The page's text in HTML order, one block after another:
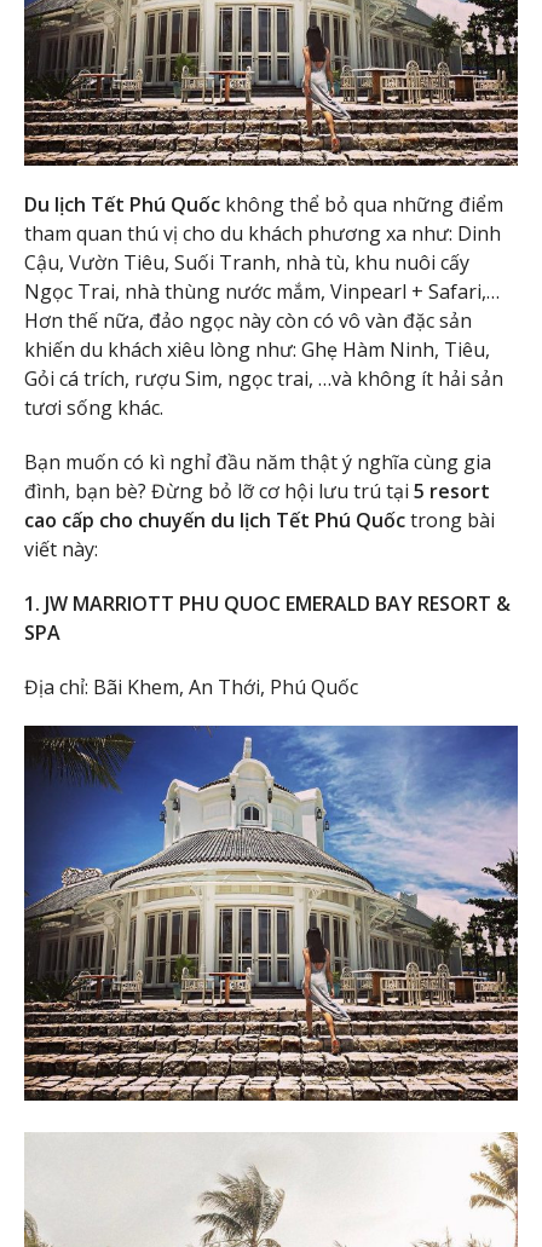
Du lịch Tết Phú Quốc không thể bỏ qua những điểm
tham quan thú vị cho du khách phương xa như: Dinh
Cậu, Vườn Tiêu, Suối Tranh, nhà tù, khu nuôi cấy
Ngọc Trai, nhà thùng nước mắm, Vinpearl + Safari,…
Hơn thế nữa, đảo ngọc này còn có vô vàn đặc sản
khiến du khách xiêu lòng như: Ghẹ Hàm Ninh, Tiêu,
Gỏi cá trích, rượu Sim, ngọc trai, …và không ít hải sản
tươi sống khác.
Bạn muốn có kì nghỉ đầu năm thật ý nghĩa cùng gia
đình, bạn bè? Đừng bỏ lỡ cơ hội lưu trú tại 5 resort
cao cấp cho chuyến du lịch Tết Phú Quốctrong bài
viết này:
1. JW MARRIOTT PHU QUOC EMERALD BAY RESORT &
SPA
Địa chỉ: Bãi Khem, An Thới, Phú Quốc